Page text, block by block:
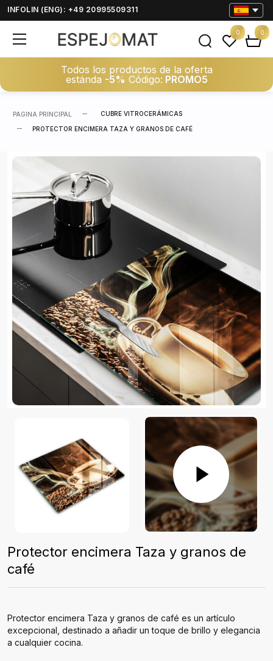
INFOLIN (ENG): +49 20995509311
Todos los productos de la oferta
estánda -5% Código: PROMO5
0 0
PAGINA PRINCIPAL CUBRE VITROCERÁMICAS
PROTECTOR ENCIMERA TAZA Y GRANOS DE CAFÉ
Protector encimera Taza y granos de
café
Protector encimera Taza y granos de café es un artículo
excepcional, destinado a añadir un toque de brillo y elegancia
a cualquier cocina.